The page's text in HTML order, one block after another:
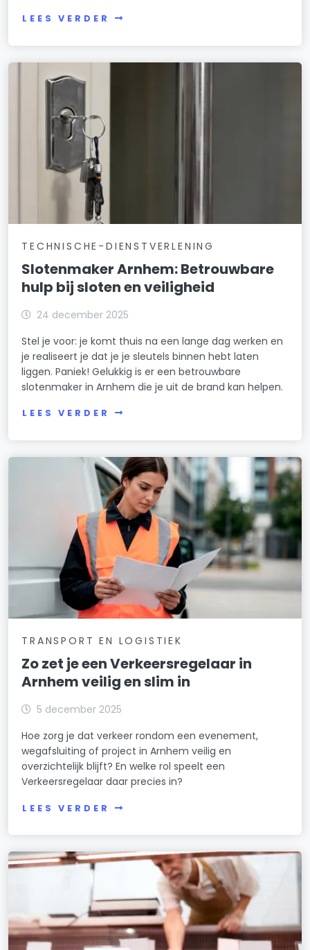
LEES VERDER
TECHNISCHE-DIENSTVERLENING
Slotenmaker Arnhem: Betrouwbare
hulp bij sloten en veiligheid
24 december 2025
Stel je voor: je komt thuis na een lange dag werken en
je realiseert je dat je je sleutels binnen hebt laten
liggen. Paniek! Gelukkig is er een betrouwbare
slotenmaker in Arnhem die je uit de brand kan helpen.
LEES VERDER
TRANSPORT EN LOGISTIEK
Zo zet je een Verkeersregelaar in
Arnhem veilig en slim in
5 december 2025
Hoe zorg je dat verkeer rondom een evenement,
wegafsluiting of project in Arnhem veilig en
overzichtelijk blijft? En welke rol speelt een
Verkeersregelaar daar precies in?
LEES VERDER